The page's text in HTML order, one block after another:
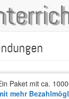
Paket mit ca.
mehr